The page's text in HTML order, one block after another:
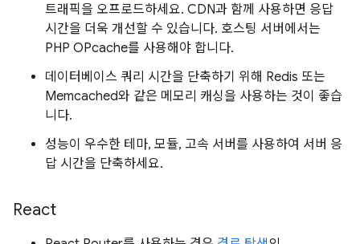
트래픽을 오프로드하세요. CDN과 함께 사용하면 응답
시간을 더욱 개선할 수 있습니다. 호스팅 서버에서는
PHP OPcache를 사용해야 합니다.
데이터베이스 쿼리 시간을 단축하기 위해 Redis 또는
Memcached와 같은 메모리 캐싱을 사용하는 것이 좋습
니다.
성능이 우수한 테마, 모듈, 고속 서버를 사용하여 서버 응
답 시간을 단축하세요.
React